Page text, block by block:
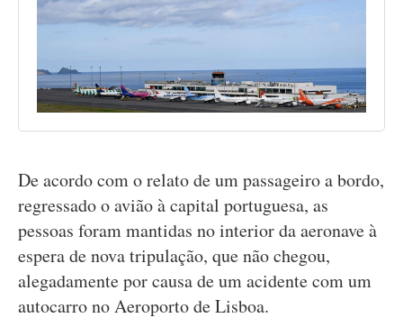
De acordo com o relato de um passageiro a bordo,
regressado o avião à capital portuguesa, as
pessoas foram mantidas no interior da aeronave à
espera de nova tripulação, que não chegou,
alegadamente por causa de um acidente com um
autocarro no Aeroporto de Lisboa.